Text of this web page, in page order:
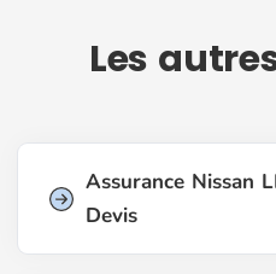
Les
Assurance Nissan
Devis